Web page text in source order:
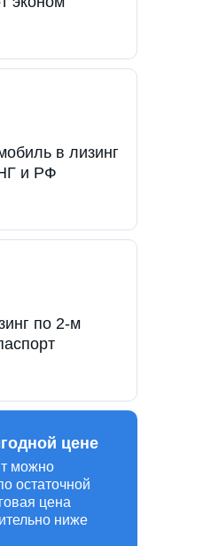
в лизинг
и РФ
по 2-м
можно
остаточной
цена
ниже
цене